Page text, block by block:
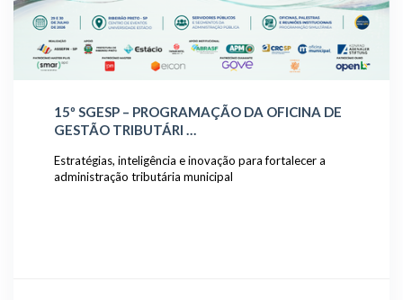
15º SGESP – PROGRAMAÇÃO DA OFICINA DE
GESTÃO TRIBUTÁRI …
Estratégias, inteligência e inovação para fortalecer a
administração tributária municipal